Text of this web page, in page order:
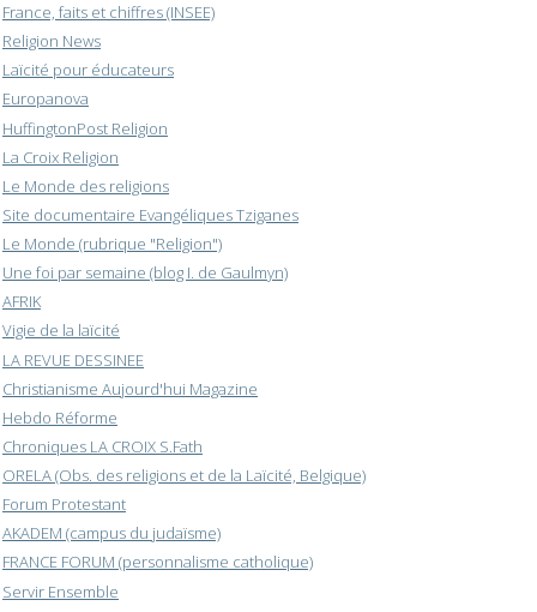
France, faits et chiffres (INSEE)
Religion News
Laïcité pour éducateurs
Europanova
HuffingtonPost Religion
La Croix Religion
Le Monde des religions
Site documentaire Evangéliques Tziganes
Le Monde (rubrique "Religion")
Une foi par semaine (blog I. de Gaulmyn)
AFRIK
Vigie de la laïcité
LA REVUE DESSINEE
Christianisme Aujourd'hui Magazine
Hebdo Réforme
Chroniques LA CROIX S.Fath
ORELA (Obs. des religions et de la Laïcité, Belgique)
Forum Protestant
AKADEM (campus du judaïsme)
FRANCE FORUM (personnalisme catholique)
Servir Ensemble